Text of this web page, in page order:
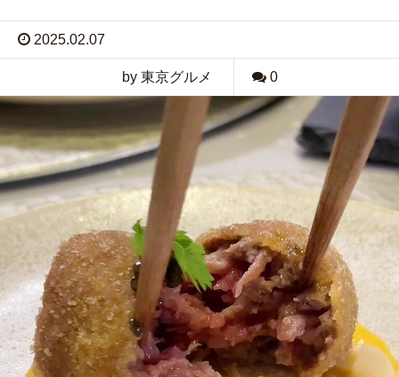
2025.02.07
by 東京グルメ 0